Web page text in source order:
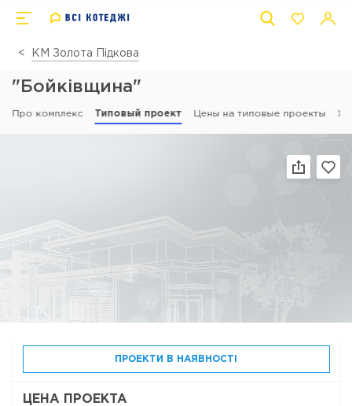
КМ Золота Підкова
"Бойківщина"
Про комплекс Типовый проект Цены на типовые проекты
ПРОЕКТИ В НАЯВНОСТІ
ЦЕНА ПРОЕКТА